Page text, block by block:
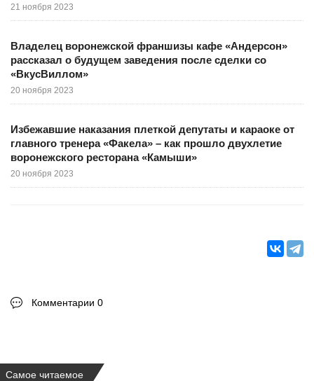
21 ноября 2023
Владелец воронежской франшизы кафе «Андерсон»
рассказал о будущем заведения после сделки со
«ВкусВиллом»
20 ноября 2023
Избежавшие наказания плеткой депутаты и караоке от
главного тренера «Факела» – как прошло двухлетие
воронежского ресторана «Камыши»
20 ноября 2023
Комментарии 0
Самое читаемое